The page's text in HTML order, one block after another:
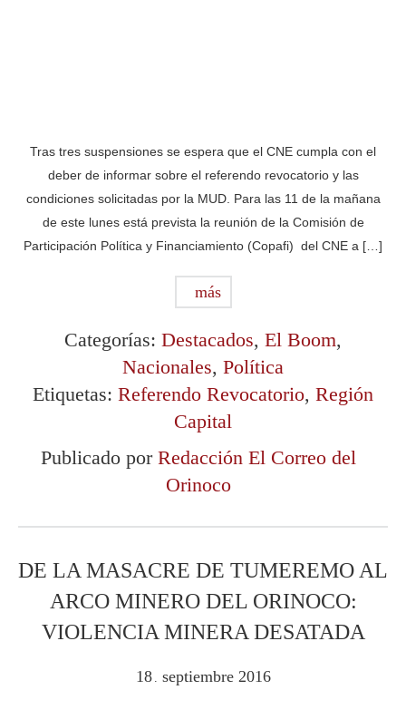
Tras tres suspensiones se espera que el CNE cumpla con el
deber de informar sobre el referendo revocatorio y las
condiciones solicitadas por la MUD. Para las 11 de la mañana
de este lunes está prevista la reunión de la Comisión de
Participación Política y Financiamiento (Copafi) del CNE a […]
más
Categorías: Destacados, El Boom,
Nacionales, Política
Etiquetas: Referendo Revocatorio, Región
Capital
Publicado por Redacción El Correo del
Orinoco
DE LA MASACRE DE TUMEREMO AL
ARCO MINERO DEL ORINOCO:
VIOLENCIA MINERA DESATADA
18 septiembre 2016